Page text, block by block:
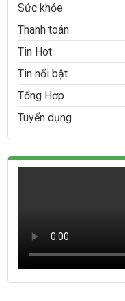
Sức khỏe
Thanh toán
Tin Hot
Tin nổi bật
Tổng Hợp
Tuyển dụng